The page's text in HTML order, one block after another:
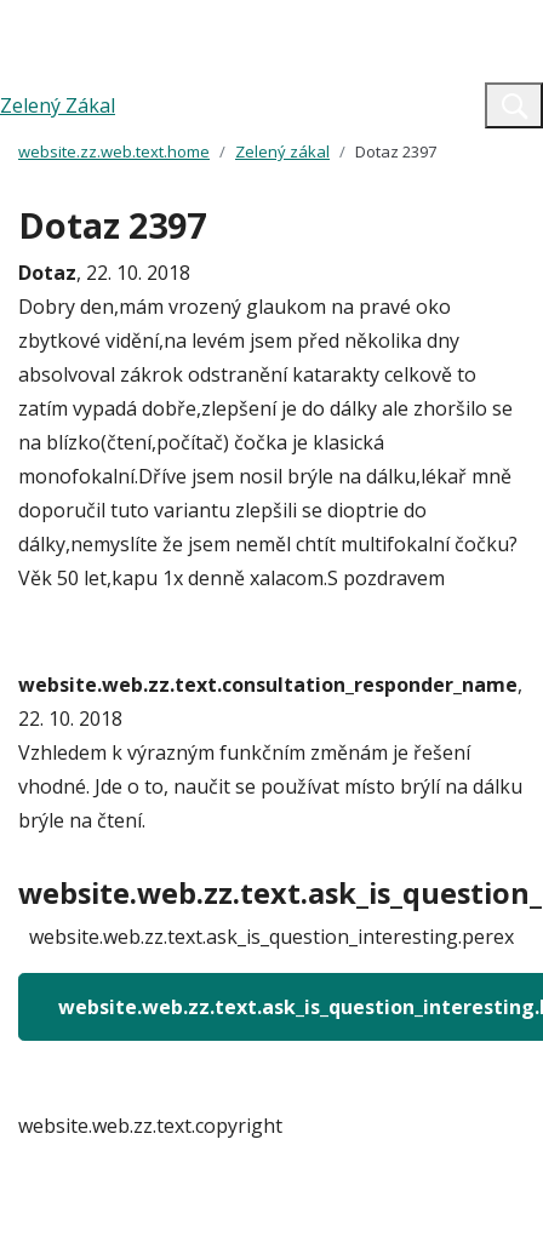
Zelený Zákal
website.zz.web.text.home Zelený zákal Dotaz 2397
Dotaz 2397
Dotaz, 22. 10. 2018
Dobry den,mám vrozený glaukom na pravé oko
zbytkové vidění,na levém jsem před několika dny
absolvoval zákrok odstranění katarakty celkově to
zatím vypadá dobře,zlepšení je do dálky ale zhoršilo se
na blízko(čtení,počítač) čočka je klasická
monofokalní.Dříve jsem nosil brýle na dálku,lékař mně
doporučil tuto variantu zlepšili se dioptrie do
dálky,nemyslíte že jsem neměl chtít multifokalní čočku?
Věk 50 let,kapu 1x denně xalacom.S pozdravem
website.web.zz.text.consultation_responder_name,
22. 10. 2018
Vzhledem k výrazným funkčním změnám je řešení
vhodné. Jde o to, naučit se používat místo brýlí na dálku
brýle na čtení.
website.web.zz.text.ask_is_question_interesting.perex
website.web.zz.text.copyright